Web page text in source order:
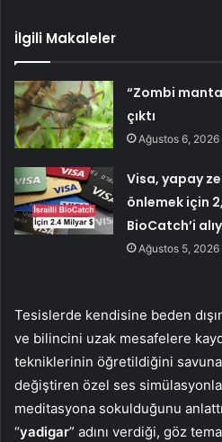
İlgili Makaleler
“Zombi
çıktı
Ağustos 6, 2026
Visa, yapay
önlemek için
BioCatch’i
Ağustos 5, 2026
Tesislerde kendisine beden
ve bilincini uzak mesafelere
tekniklerinin öğretildiğini
değiştiren özel ses
meditasyona sokulduğunu
“yadigar” adını verdiği, göz